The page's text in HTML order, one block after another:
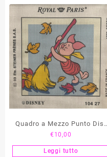
Quadro a Mezzo Punto Dis.
Pippi – 104 27
€ 10,00
Leggi tutto